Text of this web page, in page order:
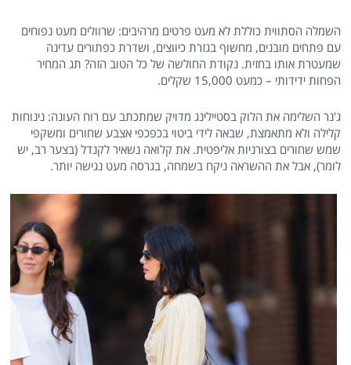
השמלה הסתווית כוללת לא מעט פרטים מרהיבים: שרוולים מעט נפוחים
עם פתחים מובנים, מחשוף בגזרת כיווצים, ושדרת כפתורים עדינה
שמעטרת אותו בחזית. נקודת החולשה של כל הטוב הזה? תג המחיר
הפחות ידידותי – כמעט 15,000 שקלים.
ג'נר השלימה את הלוק בסטיילינג מדויק שמתכתב עם רוח העונה: נינוחות
קלילה ולא מתאמצת, שבאה לידי ביטוי בכפכפי אצבע שחורים ומשקפי
שמש שחורים בצורניות אליפטית. את קלואה נשאיר לקנדל (בצער רב, יש
לומר), אבל את ההשראה ניקח בשמחה, בגרסה מעט נגישה יותר.